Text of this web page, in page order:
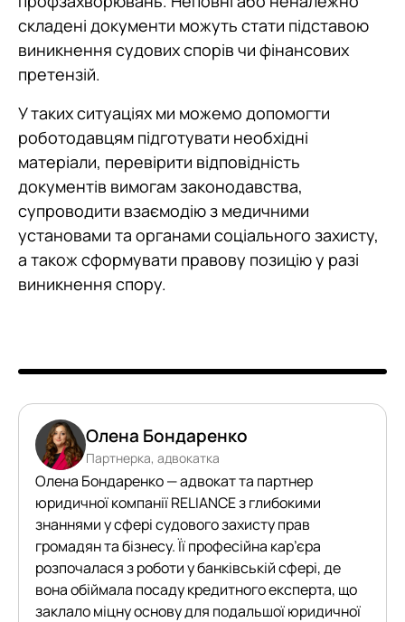
складені документи можуть стати підставою
виникнення судових спорів чи фінансових
претензій.
У таких ситуаціях ми можемо допомогти
роботодавцям підготувати необхідні
матеріали, перевірити відповідність
документів вимогам законодавства,
супроводити взаємодію з медичними
установами та органами соціального захисту,
а також сформувати правову позицію у разі
виникнення спору.
Олена Бондаренко
Партнерка, адвокатка
Олена Бондаренко — адвокат та партнер
юридичної компанії RELIANCE з глибокими
знаннями у сфері судового захисту прав
громадян та бізнесу. Її професійна кар’єра
розпочалася з роботи у банківській сфері, де
вона обіймала посаду кредитного експерта, що
заклало міцну основу для подальшої юридичної